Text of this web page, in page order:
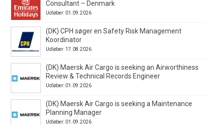
Consultant – Denmark
Udløber: 01.09.2026
(DK) CPH søger en Safety Risk Management
Koordinator
Udløber: 17.08.2026
(DK) Maersk Air Cargo is seeking an Airworthiness
Review & Technical Records Engineer
Udløber: 01.09.2026
(DK) Maersk Air Cargo is seeking a Maintenance
Planning Manager
Udløber: 01.09.2026